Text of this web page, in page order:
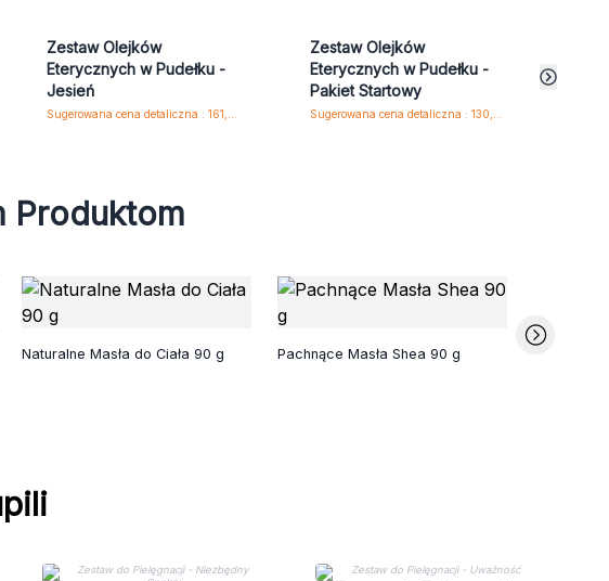
Zestaw Olejków
Eterycznych w Pudełku -
Jesień
Zestaw Olejków
Eterycznych w Pudełku -
Pakiet Startowy
Produktom
Naturalne Masła do Ciała 90 g Pachnące Masła Shea 90 g
Rąk i Ciała